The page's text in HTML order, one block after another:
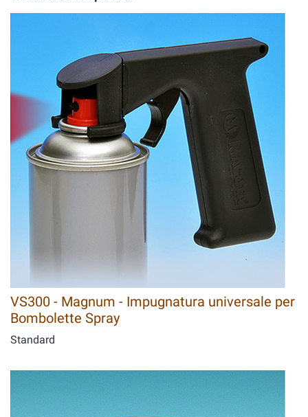
VS300 - Magnum - Impugnatura universale per
Bombolette Spray
Standard